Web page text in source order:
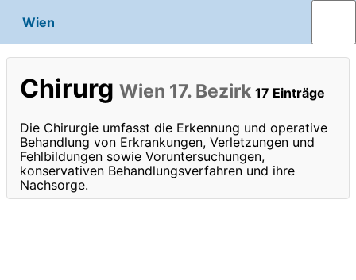
Wien
Chirurg Wien 17. Bezirk 17 Einträge
Die Chirurgie umfasst die Erkennung und operative
Behandlung von Erkrankungen, Verletzungen und
Fehlbildungen sowie Voruntersuchungen,
konservativen Behandlungsverfahren und ihre
Nachsorge.